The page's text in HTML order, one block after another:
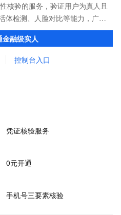
核验的服务，验证用户为真人且
体检测、人脸对比等能力，广泛
出行等行业。
金融级实人
控制台入口
凭证核验服务
0元开通
手机号三要素核验